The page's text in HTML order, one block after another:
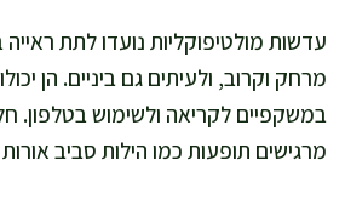
עדשות מולטיפוקליות נועדו לתת
מרחק וקרוב, ולעיתים גם ביניים. הן
במשקפיים לקריאה ולשימוש בטלפון.
מרגישים תופעות כמו הילות סביב